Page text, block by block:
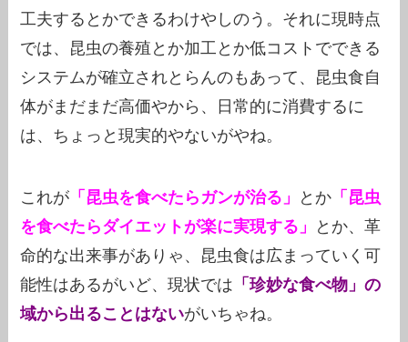
工夫するとかできるわけやしのう。それに現時点
では、昆虫の養殖とか加工とか低コストでできる
システムが確立されとらんのもあって、昆虫食自
体がまだまだ高価やから、日常的に消費するに
は、ちょっと現実的やないがやね。
これが 「昆虫を食べたらガンが治る」 とか 「昆虫
を食べたらダイエットが楽に実現する」
とか、革
命的な出来事がありゃ、昆虫食は広まっていく可
能性はあるがいど、現状では 「珍妙な食べ物」の
域から出ることはないがいちゃね。